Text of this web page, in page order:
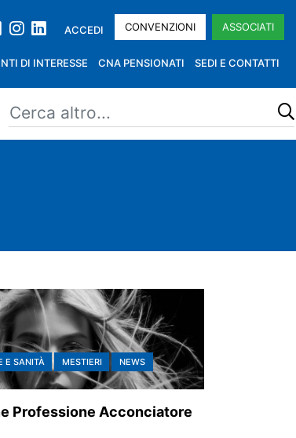
ACCEDI CONVENZIONI ASSOCIATI
DI INTERESSE CNA PENSIONATI SEDI E CONTATTI
E SANITÀ MESTIERI NEWS
Professione Acconciatore